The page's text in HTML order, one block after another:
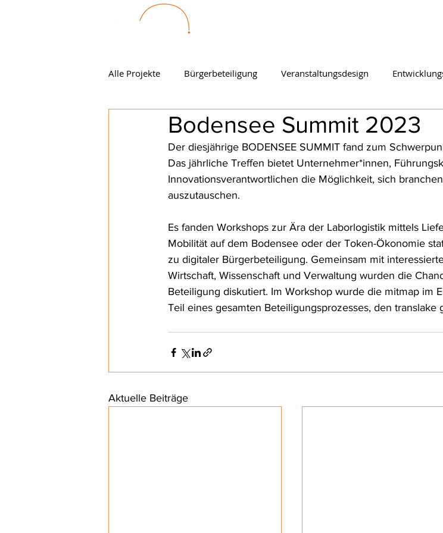
Alle Projekte Bürgerbeteiligung Veranstaltungsdesign
Bodensee Summit 2023
Der diesjährige BODENSEE SUMMIT fand zum
Das jährliche Treffen bietet Unternehmer*innen,
Innovationsverantwortlichen die Möglichkeit, sich
auszutauschen.
Es fanden Workshops zur Ära der Laborlogistik mittels
Mobilität auf dem Bodensee oder der Token-Ökonomie
zu digitaler Bürgerbeteiligung. Gemeinsam mit
Wirtschaft, Wissenschaft und Verwaltung wurden die
Beteiligung diskutiert. Im Workshop wurde die mitmap im
Teil eines gesamten Beteiligungsprozesses, den translake
Aktuelle Beiträge